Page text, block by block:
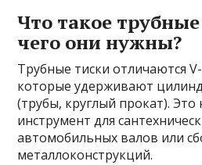
Что такое
чего они нужны?
Трубные тиски отличаются
которые удерживают
(трубы, круглый прокат).
инструмент для
автомобильных валов или
металлоконструкций.